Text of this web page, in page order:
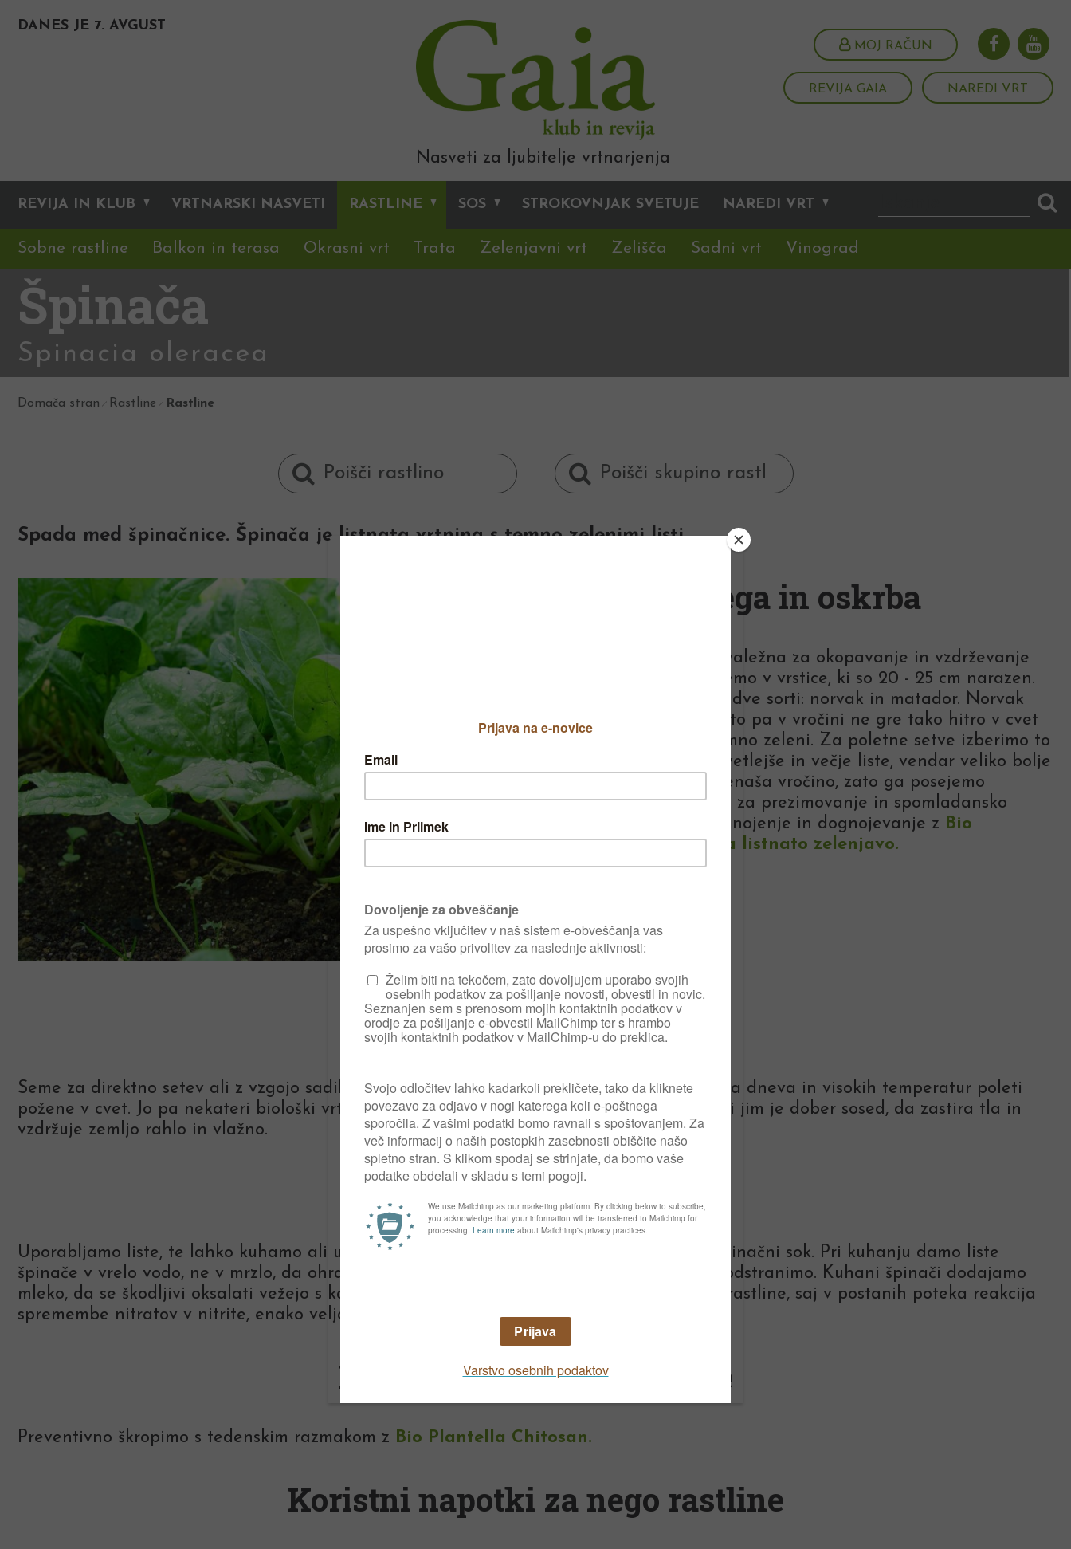
DANES JE 7. AVGUST
MOJ RAČUN
REVIJA GAIA NAREDI VRT
Nasveti za ljubitelje vrtnarjenja
REVIJA IN KLUB VRTNARSKI NASVETI RASTLINE SOS STROKOVNJAK SVETUJE NAREDI VRT
Sobne rastline Balkon in terasa Okrasni vrt Trata Zelenjavni vrt Zelišča Sadni vrt Vinograd
Špinača
Spinacia oleracea
Domača stran Rastline Rastline
Spada med špinačnice. Špinača je listnata vrtnina s temno zelenimi listi.
Nega in oskrba
Špinača je izredno hvaležna za okopavanje in vzdrževanje
rahlih tal, zato jo sejemo v vrstice, ki so 20 - 25 cm narazen.
Pri nas lahko kupimo dve sorti: norvak in matador. Norvak
zelo slabo prezimi, zato pa v vročini ne gre tako hitro v cvet
in tudi listi so bolj temno zeleni. Za poletne setve izberimo to
sorto. Matador ima svetlejše in večje liste, vendar veliko bolje
prezimi, slabše pa prenaša vročino, zato ga posejemo
septembra in oktobra za prezimovanje in spomladansko
pobiranje. Temeljno gnojenje in dognojevanje z Bio
Plantella Nutrivit za listnato zelenjavo.
Razmnoževanje
Seme za direktno setev ali z vzgojo sadik. Sejemo jo spomladi in jeseni, saj zaradi dolgega dneva in visokih temperatur poleti
požene v cvet. Jo pa nekateri biološki vrtnarji uporabljajo kot podsevek tistim vrtninam, ki jim je dober sosed, da zastira tla in
vzdržuje zemljo rahlo in vlažno.
Uporabna vrednost
Uporabljamo liste, te lahko kuhamo ali uživamo sveže. Zelo koristen in krepilen je tudi špinačni sok. Pri kuhanju damo liste
špinače v vrelo vodo, ne v mrzlo, da ohranimo kar največ koristnih sestavin listov. Peclje odstranimo. Kuhani špinači dodajamo
mleko, da se škodljivi oksalati vežejo s kalcijem, tako da jih telo odstrani. Uživamo sveže rastline, saj v postanih poteka reakcija
spremembe nitratov v nitrite, enako velja za postane, že kuhane jedi iz špinače.
Bolezni, škodljivci, težave
Preventivno škropimo s tedenskim razmakom z Bio Plantella Chitosan.
Koristni napotki za nego rastline